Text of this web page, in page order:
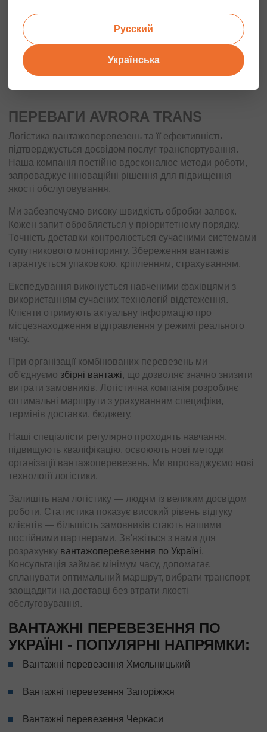
Мінімальний
час: 2 години
Мінімальний
Мінімальний
Мінімальний
час: 4 години
Ціна: подача
Ціна: подача
Ціна: подача
Ціна: подача
ПЕРЕВАГИ AVRORA TRANS
Логістика вантажоперевезень та її ефективність
підтверджується досвідом послуг транспортування.
Наша компанія постійно вдосконалює методи роботи,
запроваджує інноваційні рішення для підвищення
якості обслуговування.
Ми забезпечуємо високу швидкість обробки заявок.
Кожен запит обробляється у пріоритетному порядку.
Точність доставки контролюється сучасними системами
супутникового моніторингу. Збереження вантажів
гарантується упаковкою, кріпленням, страхуванням.
Експедування виконується навченими фахівцями з
використанням сучасних технологій відстеження.
Клієнти отримують актуальну інформацію про
місцезнаходження відправлення у режимі реального
часу.
При організації комбінованих перевезень ми
об'єднуємо збірні вантажі, що дозволяє значно знизити
витрати замовників. Логістична компанія розробляє
оптимальні маршрути з урахуванням специфіки,
термінів доставки, бюджету.
Наші спеціалісти регулярно проходять навчання,
підвищують кваліфікацію, освоюють нові методи
організації вантажоперевезень. Ми впроваджуємо нові
технології логістики.
Залишіть нам логістику — людям із великим досвідом
роботи. Статистика показує високий рівень відгуку
клієнтів — більшість замовників стають нашими
постійними партнерами. Зв'яжіться з нами для
розрахунку вантажоперевезення по Україні.
Консультація займає мінімум часу, допомагає
спланувати оптимальний маршрут, вибрати транспорт,
заощадити на доставці без втрати якості
обслуговування.
ВАНТАЖНІ ПЕРЕВЕЗЕННЯ ПО
УКРАЇНІ - ПОПУЛЯРНІ НАПРЯМКИ:
Вантажні перевезення Хмельницький
Вантажні перевезення Запоріжжя
Вантажні перевезення Черкаси
Русский
Українська